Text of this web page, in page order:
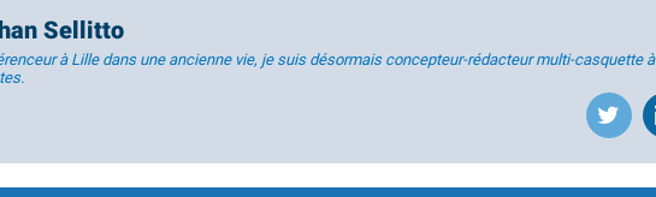
Sellitto
à Lille dans une ancienne vie, je suis désormais concepteur-rédacteur multi-casquette à